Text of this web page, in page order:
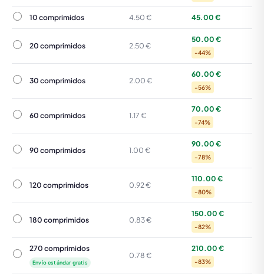
10 comprimidos
10 comprimidos 4.50 € 45.00 €
20 comprimidos
20 comprimidos 2.50 €
50.00 €
-44%
30 comprimidos
30 comprimidos 2.00 €
60.00 €
-56%
60 comprimidos
60 comprimidos 1.17 €
70.00 €
-74%
90 comprimidos
90 comprimidos 1.00 €
90.00 €
-78%
120 comprimidos
120 comprimidos 0.92 €
110.00 €
-80%
180 comprimidos
180 comprimidos 0.83 €
150.00 €
-82%
270 comprimidos
270 comprimidos
Envío estándar gratis
0.78 €
210.00 €
-83%